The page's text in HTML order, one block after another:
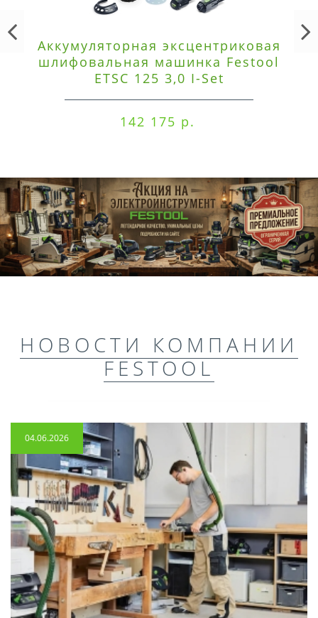
Аккумуляторная эксцентриковая
шлифовальная машинка Festool
ETSC 125 3,0 I-Set
142 175 р.
НОВОСТИ КОМПАНИИ
FESTOOL
04.06.2026